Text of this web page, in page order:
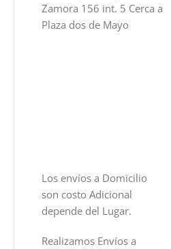
Zamora 156 int. 5 Cerca a
Plaza dos de Mayo
Los envíos a Domicilio
son costo Adicional
depende del Lugar.
Realizamos Envíos a